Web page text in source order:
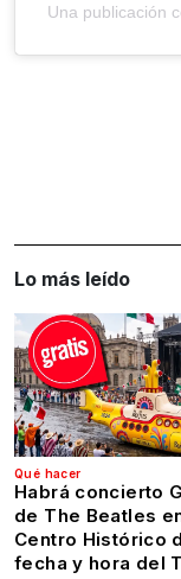
Una publicación
Lo más leído
Qué hacer
Habrá concierto
de The Beatles
Centro Histórico
fecha y hora del